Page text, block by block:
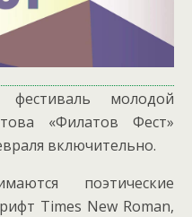
фестиваль молодой
«Филатов Фест»
включительно.
поэтические
Times New Roman,